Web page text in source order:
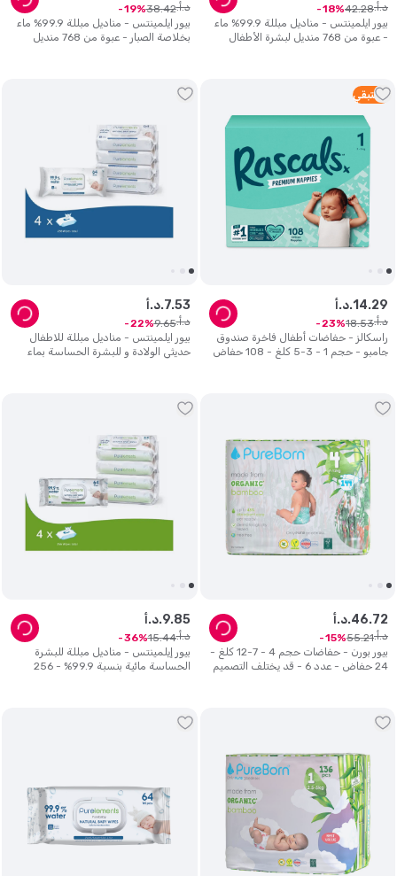
بيور ايلمينتس - مناديل مبللة 99.9% ماء
- عبوة من 768 منديل لبشرة الأطفال
د.أ. 42.28
18
بيور ايلمينتس - مناديل مبللة 99.9% ماء
بخلاصة الصبار - عبوة من 768 منديل
د.أ. 38.42
19
2 متبقي
راسكالز - حفاضات أطفال فاخرة صندوق
جامبو - حجم 1 - 3-5 كلغ - 108 حفاض
د.أ.14.29
د.أ. 18.53
23
بيور ايلمينتس - مناديل مبللة للاطفال
حديثي الولادة و للبشرة الحساسة بماء
د.أ.7.53
د.أ. 9.65
22
بيور بورن - حفاضات حجم 4 - 7-12 كلغ -
24 حفاض - عدد 6 - قد يختلف التصميم
د.أ.46.72
د.أ. 55.21
15
بيور إيلمينتس - مناديل مبللة للبشرة
الحساسة مائية بنسبة 99.9% - 256
د.أ.9.85
د.أ. 15.44
36